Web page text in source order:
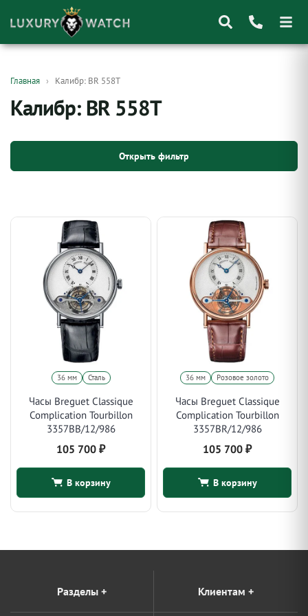
товаров
Главная Калибр: BR 558T
Калибр: BR 558T
Открыть фильтр
36 мм Сталь
Часы Breguet Classique
Complication Tourbillon
3357BB/12/986
105 700 ₽
В корзину
36 мм Розовое золото
Часы Breguet Classique
Complication Tourbillon
3357BR/12/986
105 700 ₽
В корзину
Разделы + Клиентам +